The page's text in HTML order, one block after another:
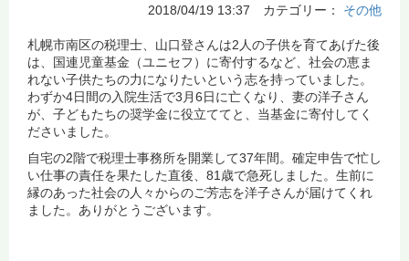
2018/04/19 13:37 カテゴリー： その他
札幌市南区の税理士、山口登さんは2人の子供を育てあげた後
は、国連児童基金（ユニセフ）に寄付するなど、社会の恵ま
れない子供たちの力になりたいという志を持っていました。
わずか4日間の入院生活で3月6日に亡くなり、妻の洋子さん
が、子どもたちの奨学金に役立ててと、当基金に寄付してく
ださいました。
自宅の2階で税理士事務所を開業して37年間。確定申告で忙し
い仕事の責任を果たした直後、81歳で急死しました。生前に
縁のあった社会の人々からのご芳志を洋子さんが届けてくれ
ました。ありがとうございます。